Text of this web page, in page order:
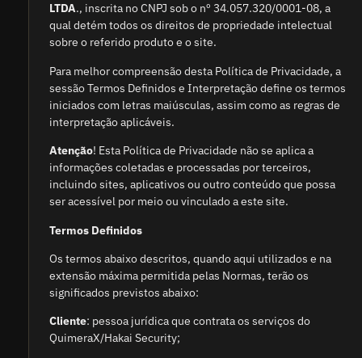
LTDA., inscrita no CNPJ sob o nº 34.057.320/0001-08, a
qual detém todos os direitos de propriedade intelectual
sobre o referido produto e o site.
Para melhor compreensão desta Política de Privacidade, a
sessão Termos Definidos e Interpretação define os termos
iniciados com letras maiúsculas, assim como as regras de
interpretação aplicáveis.
Atenção! Esta Política de Privacidade não se aplica a
informações coletadas e processadas por terceiros,
incluindo sites, aplicativos ou outro conteúdo que possa
ser acessível por meio ou vinculado a este site.
Termos Definidos
Os termos abaixo descritos, quando aqui utilizados e na
extensão máxima permitida pelas Normas, terão os
significados previstos abaixo:
Cliente: pessoa jurídica que contrata os serviços do
QuimeraX/Hakai Security;